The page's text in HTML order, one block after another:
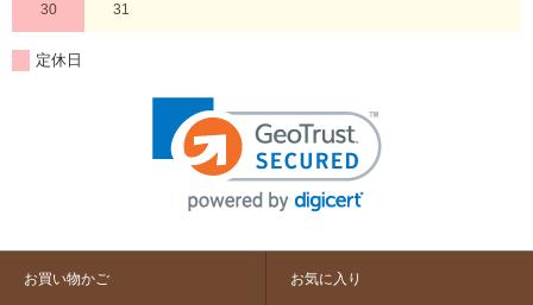
30 31
定休日
お買い物かご お気に入り